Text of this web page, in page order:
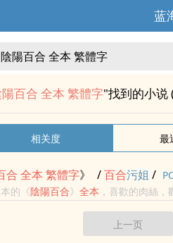
蓝
百合 全本 繁體字"找到的小说
相关度 最
合 全本 繁體字》 /百合污姐 /
的《陰陽百合》 全本 ，喜歡的肉絲
污姐的全拼：baihewujie<br>污
上一页